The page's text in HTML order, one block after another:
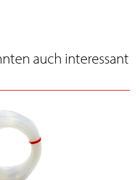
auch interessant